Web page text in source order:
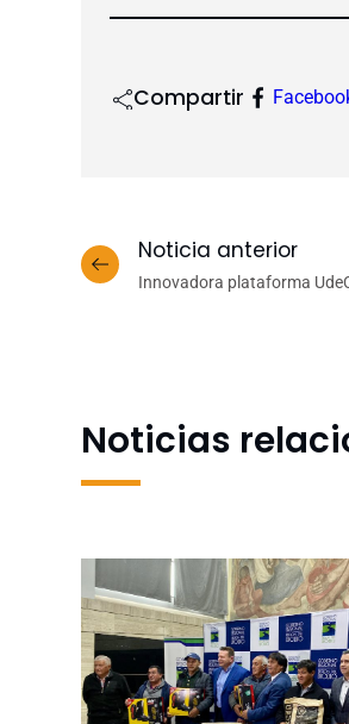
Compartir
Noticia anterior
Innovadora plataforma
Noticias